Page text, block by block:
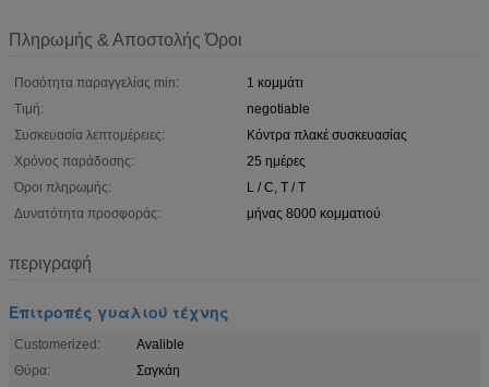
Πληρωμής & Αποστολής Όροι
Ποσότητα παραγγελίας min:
1 κομμάτι
Τιμή:
negotiable
Συσκευασία λεπτομέρειες:
Κόντρα πλακέ συσκευασίας
Χρόνος παράδοσης:
25 ημέρες
Όροι πληρωμής:
L / C, T / T
Δυνατότητα προσφοράς:
μήνας 8000 κομματιού
περιγραφή
Επιτροπές γυαλιού τέχνης
Customerized:
Avalible
Θύρα:
Σαγκάη